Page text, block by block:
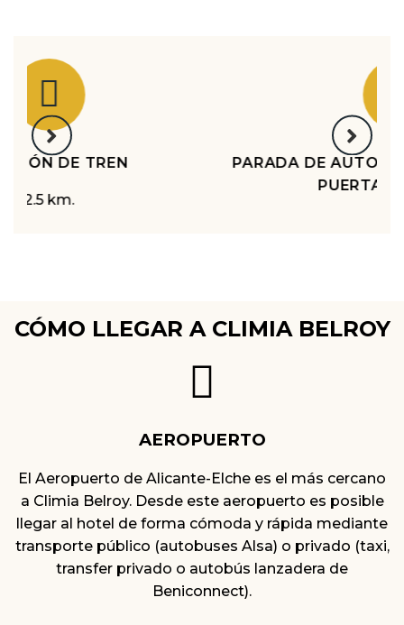
PARADA DE AUTOBUSES LOCALES EN LA
CÓMO LLEGAR A CLIMIA BELROY
AEROPUERTO
El Aeropuerto de Alicante-Elche es el más cercano
a Climia Belroy. Desde este aeropuerto es posible
llegar al hotel de forma cómoda y rápida mediante
transporte público (autobuses Alsa) o privado (taxi,
transfer privado o autobús lanzadera de
Beniconnect).